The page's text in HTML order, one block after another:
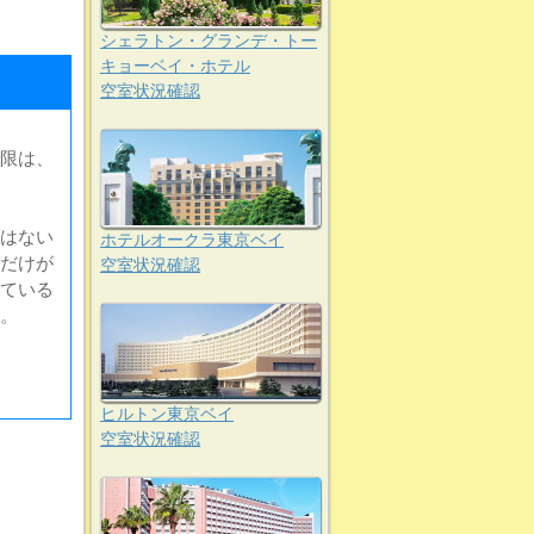
は、
ない
けが
いる
シェラトン・グランデ・トー
キョーベイ・ホテル
空室状況確認
ホテルオークラ東京ベイ
空室状況確認
ヒルトン東京ベイ
空室状況確認